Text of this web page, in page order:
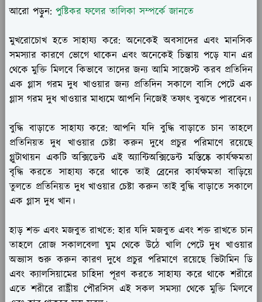
আরো পড়ুন: পুষ্টিকর ফলের তালিকা সম্পর্কে জানতে
মুখরোচোখ হতে সাহায্য করে: অনেকেই অবসাদের এবং মানসিক
সমস্যার কারণে ভোগে থাকেন এবং অনেকেই চিন্তায় পড়ে যান এর
থেকে মুক্তি মিলবে কিভাবে তাদের জন্য আমি সাজেস্ট করব প্রতিদিন
এক গ্লাস গরম দুধ খাওয়ার জন্য প্রতিদিন সকালে বাসি পেটে এক
গ্লাস গরম দুধ খাওয়ার মাধ্যমে আপনি নিজেই তফাৎ বুঝতে পারবেন।
বুদ্ধি বাড়াতে সাহায্য করে: আপনি যদি বুদ্ধি বাড়াতে চান তাহলে
প্রতিনিয়ত দুধ খাওয়ার চেষ্টা করুন দুধে প্রচুর পরিমাণে রয়েছে
গ্লুটাথায়ন একটি অক্সিডেন্ট এই অ্যান্টিঅক্সিডেন্ট মস্তিষ্কে কার্যক্ষমতা
বৃদ্ধি করতে সাহায্য করে থাকে তাই ব্রেনের কার্যক্ষমতা বাড়িয়ে
তুলতে প্রতিনিয়ত দুধ খাওয়ার চেষ্টা করুন তাই বুদ্ধি বাড়াতে সকালে
এক গ্লাস দুধ খান।
হাড় শক্ত এবং মজবুত রাখতে: হার যদি মজবুত এবং শক্ত রাখতে চান
তাহলে রোজ সকালবেলা ঘুম থেকে উঠে খালি পেটে দুধ খাওয়ার
অভ্যাস শুরু করুন কারণ দুধে প্রচুর পরিমাণে রয়েছে ভিটামিন ডি
এবং ক্যালসিয়ামের চাহিদা পূরণ করতে সাহায্য করে থাকে শরীরে
এতে শরীরে রাষ্ট্রীয় পৌরসিস এই সকল সমস্যা থেকে মুক্তি মিলবে